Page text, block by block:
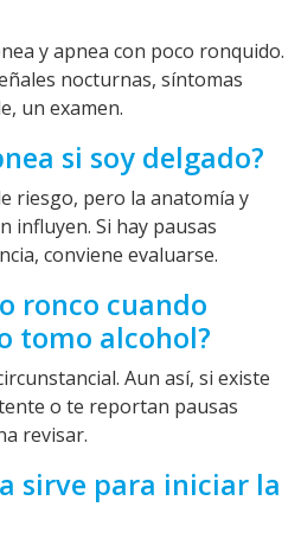
y apnea con poco ronquido.
nocturnas, síntomas
un examen.
si soy delgado?
riesgo, pero la anatomía y
influyen. Si hay pausas
conviene evaluarse.
ronco cuando
tomo alcohol?
Aun así, si existe
o te reportan pausas
revisar.
sirve para iniciar la